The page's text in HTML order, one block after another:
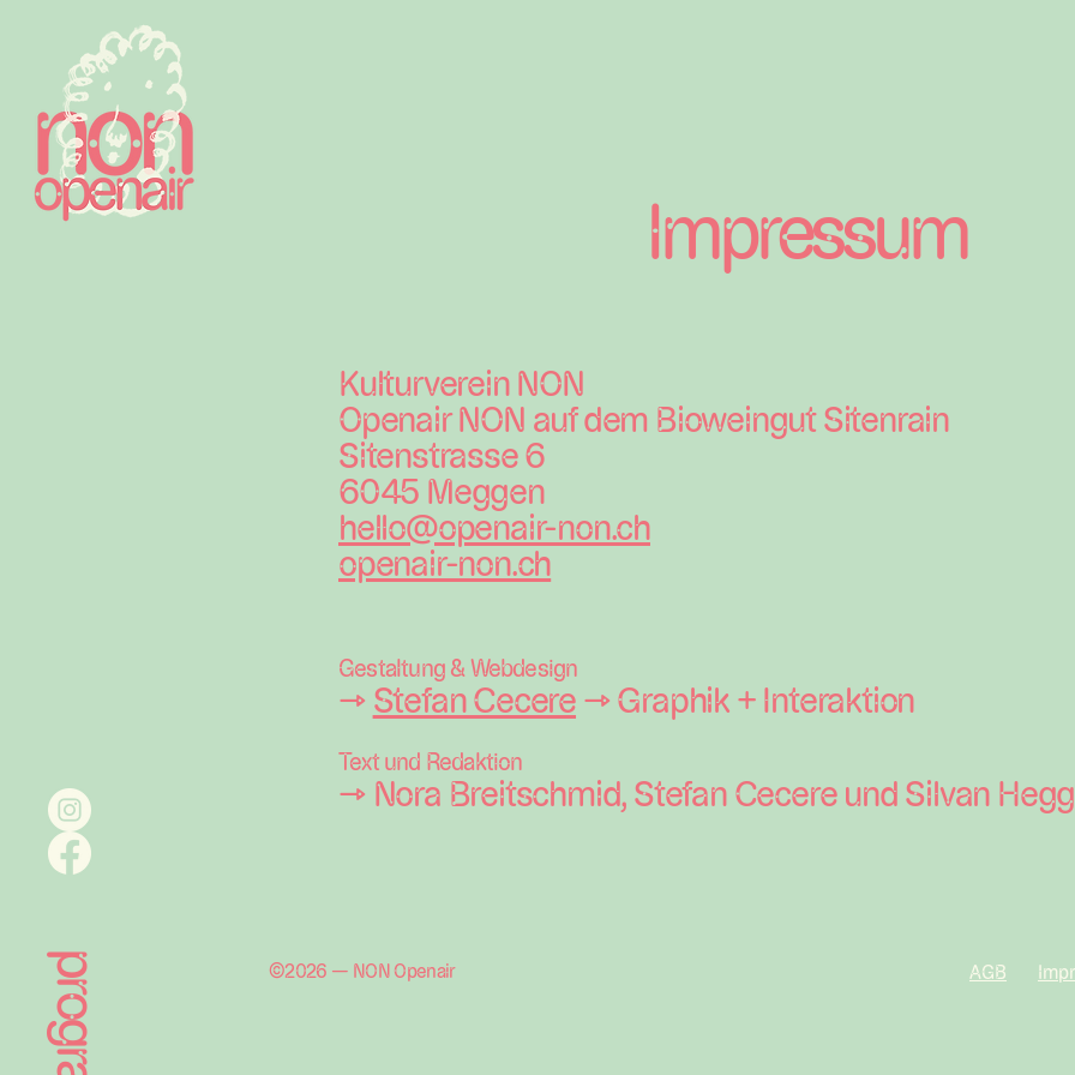
Impressum
Kulturverein NON
Openair NON auf dem Bioweingut Sitenrain
Sitenstrasse 6
6045 Meggen
hello@openair-non.ch
openair-non.ch
Gestaltung & Webdesign
→ Stefan Cecere→ Graphik + Interaktion
Text und Redaktion
→ Nora Breitschmid, Stefan Cecere und Silvan
©2026 — NON Openair AGB